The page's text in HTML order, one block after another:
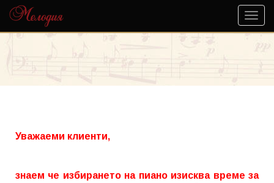
Уважаеми клиенти,
знаем че избирането на пиано изисква време за